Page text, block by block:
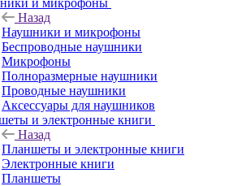
и микрофоны
Назад
Наушники и микрофоны
Беспроводные наушники
Микрофоны
Полноразмерные наушники
Проводные наушники
Аксессуары для наушников
и электронные книги
Назад
Планшеты и электронные книги
Электронные книги
Планшеты